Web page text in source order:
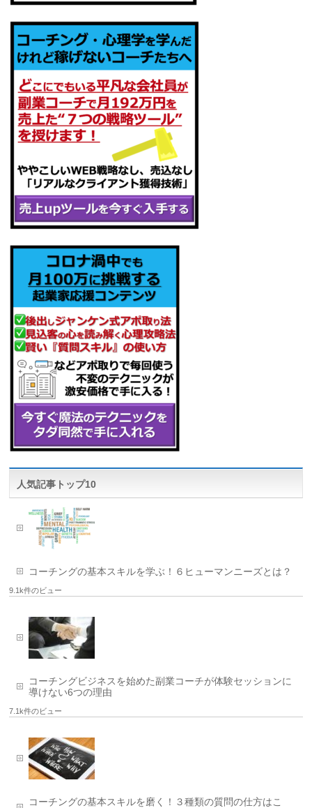
人気記事トップ10
コーチングの基本スキルを学ぶ！６ヒューマンニーズとは？
9.1k件のビュー
コーチングビジネスを始めた副業コーチが体験セッションに
導けない6つの理由
7.1k件のビュー
コーチングの基本スキルを磨く！３種類の質問の仕方はこ